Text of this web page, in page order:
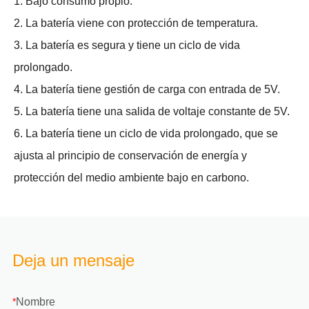
2. La batería viene con protección de temperatura.
3. La batería es segura y tiene un ciclo de vida
prolongado.
4. La batería tiene gestión de carga con entrada de 5V.
5. La batería tiene una salida de voltaje constante de 5V.
6. La batería tiene un ciclo de vida prolongado, que se
ajusta al principio de conservación de energía y
protección del medio ambiente bajo en carbono.
Deja un mensaje
*Nombre